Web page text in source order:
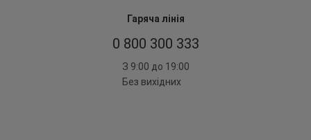
Гаряча лінія
0 800 300 333
З 9:00 до 19:00
Без вихідних